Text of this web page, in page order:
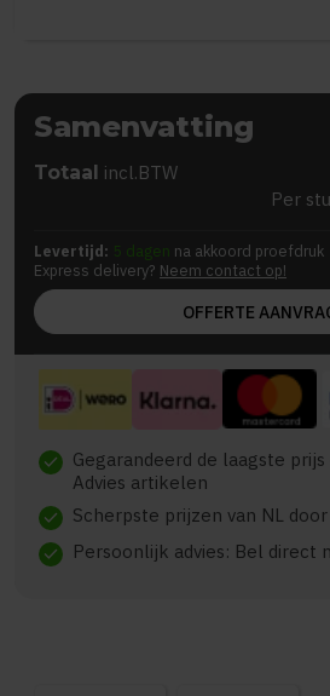
Samenvatting
Totaal incl.BTW
Per
Levertijd: 5 dagen na akkoord proefdruk
Express delivery? Neem contact op!
OFFERTE
check Gegarandeerd de laagste
Advies artikelen
check Scherpste prijzen van NL
check Persoonlijk advies: Bel direct